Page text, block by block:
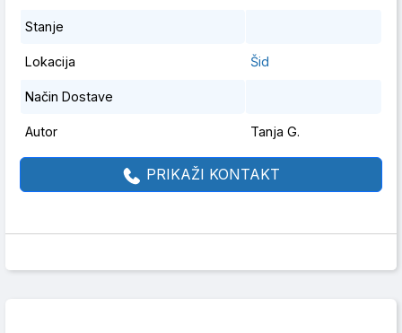
Stanje
Lokacija Šid
Način Dostave
Autor Tanja G.
PRIKAŽI KONTAKT